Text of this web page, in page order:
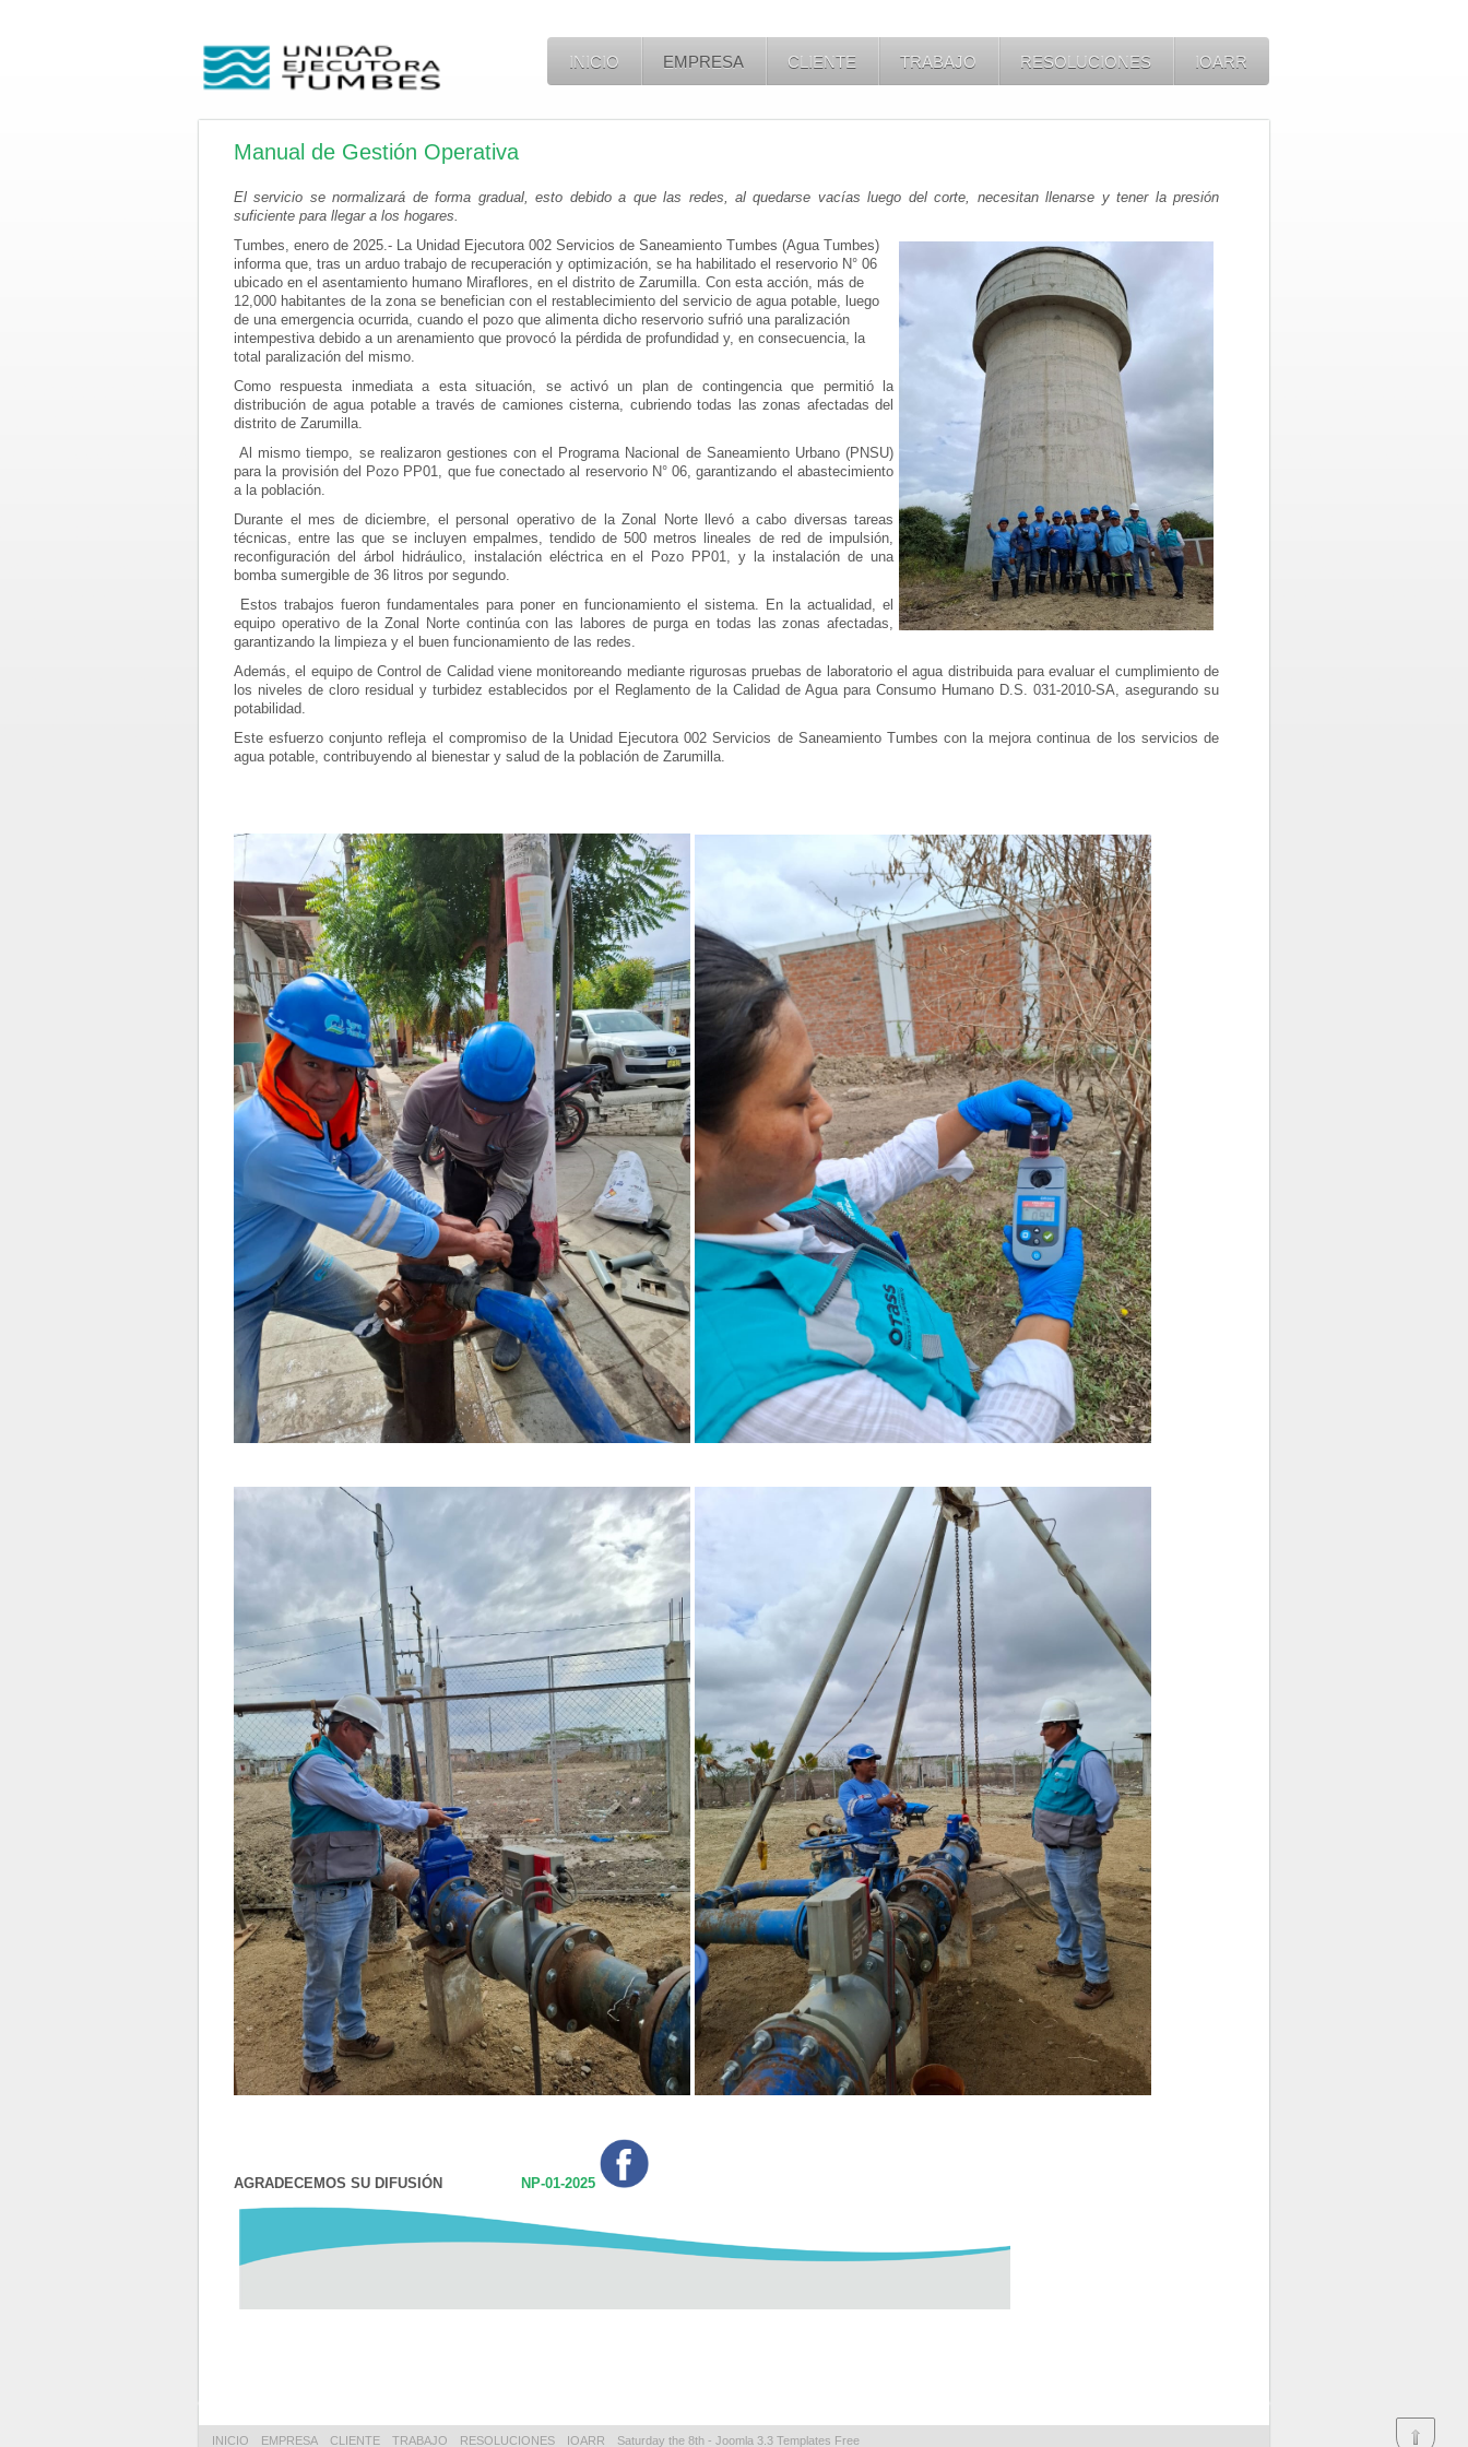
INICIO EMPRESA CLIENTE TRABAJO RESOLUCIONES IOARR
Manual de Gestión Operativa
El servicio se normalizará de forma gradual, esto debido a que las redes, al quedarse vacías luego del corte, necesitan llenarse y tener la presión
suficiente para llegar a los hogares.
Tumbes, enero de 2025.- La Unidad Ejecutora 002 Servicios de Saneamiento Tumbes (Agua Tumbes)
informa que, tras un arduo trabajo de recuperación y optimización, se ha habilitado el reservorio N° 06
ubicado en el asentamiento humano Miraflores, en el distrito de Zarumilla. Con esta acción, más de
12,000 habitantes de la zona se benefician con el restablecimiento del servicio de agua potable, luego
de una emergencia ocurrida, cuando el pozo que alimenta dicho reservorio sufrió una paralización
intempestiva debido a un arenamiento que provocó la pérdida de profundidad y, en consecuencia, la
total paralización del mismo.
Como respuesta inmediata a esta situación, se activó un plan de contingencia que permitió la
distribución de agua potable a través de camiones cisterna, cubriendo todas las zonas afectadas del
distrito de Zarumilla.
Al mismo tiempo, se realizaron gestiones con el Programa Nacional de Saneamiento Urbano (PNSU)
para la provisión del Pozo PP01, que fue conectado al reservorio N° 06, garantizando el abastecimiento
a la población.
Durante el mes de diciembre, el personal operativo de la Zonal Norte llevó a cabo diversas tareas
técnicas, entre las que se incluyen empalmes, tendido de 500 metros lineales de red de impulsión,
reconfiguración del árbol hidráulico, instalación eléctrica en el Pozo PP01, y la instalación de una
bomba sumergible de 36 litros por segundo.
Estos trabajos fueron fundamentales para poner en funcionamiento el sistema. En la actualidad, el
equipo operativo de la Zonal Norte continúa con las labores de purga en todas las zonas afectadas,
garantizando la limpieza y el buen funcionamiento de las redes.
Además, el equipo de Control de Calidad viene monitoreando mediante rigurosas pruebas de laboratorio el agua distribuida para evaluar el cumplimiento de
los niveles de cloro residual y turbidez establecidos por el Reglamento de la Calidad de Agua para Consumo Humano D.S. 031-2010-SA, asegurando su
potabilidad.
Este esfuerzo conjunto refleja el compromiso de la Unidad Ejecutora 002 Servicios de Saneamiento Tumbes con la mejora continua de los servicios de
agua potable, contribuyendo al bienestar y salud de la población de Zarumilla.
AGRADECEMOS SU DIFUSIÓN NP-01-2025
INICIO EMPRESA CLIENTE TRABAJO RESOLUCIONES IOARR Saturday the 8th - Joomla 3.3 Templates Free